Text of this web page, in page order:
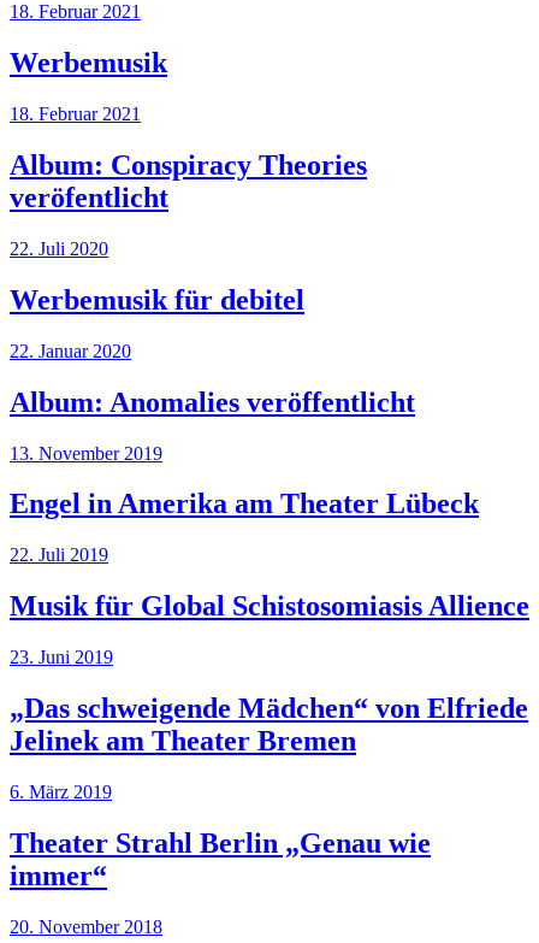
18. Februar 2021
Werbemusik
18. Februar 2021
Album: Conspiracy Theories
veröfentlicht
22. Juli 2020
Werbemusik für debitel
22. Januar 2020
Album: Anomalies veröffentlicht
13. November 2019
Engel in Amerika am Theater Lübeck
22. Juli 2019
Musik für Global Schistosomiasis Allience
23. Juni 2019
„Das schweigende Mädchen“ von Elfriede
Jelinek am Theater Bremen
6. März 2019
Theater Strahl Berlin „Genau wie
immer“
20. November 2018